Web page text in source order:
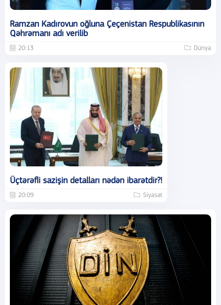
Ramzan Kadırovun oğluna Çeçenistan Respublikasının
Qəhrəmanı adı verilib
20:13 Dünya
Üçtərəfli sazişin detalları nədən ibarətdir?!
20:09 Siyasət